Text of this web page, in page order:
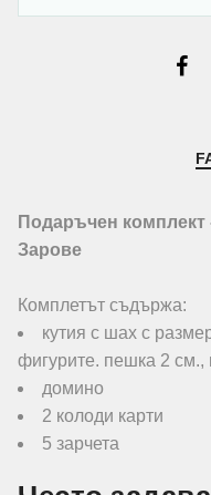
Подаръчен
Зарове
Комплетът съдържа:
кутия с шах с
фигурите. пешка 2 см.,
домино
2 колоди карти
5 зарчета